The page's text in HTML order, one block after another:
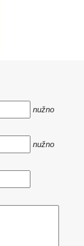
nužno
nužno